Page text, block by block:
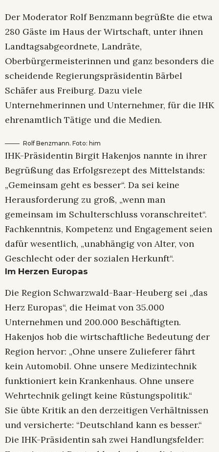
Der Moderator Rolf Benzmann begrüßte die etwa
280 Gäste im Haus der Wirtschaft, unter ihnen
Landtagsabgeordnete, Landräte,
Oberbürgermeisterinnen und ganz besonders die
scheidende Regierungspräsidentin Bärbel
Schäfer aus Freiburg. Dazu viele
Unternehmerinnen und Unternehmer, für die IHK
ehrenamtlich Tätige und die Medien.
Rolf Benzmann. Foto: him
IHK-Präsidentin Birgit Hakenjos nannte in ihrer
Begrüßung das Erfolgsrezept des Mittelstands:
„Gemeinsam geht es besser“. Da sei keine
Herausforderung zu groß, „wenn man
gemeinsam im Schulterschluss voranschreitet“.
Fachkenntnis, Kompetenz und Engagement seien
dafür wesentlich, „unabhängig von Alter, von
Geschlecht oder der sozialen Herkunft“.
Im Herzen Europas
Die Region Schwarzwald-Baar-Heuberg sei „das
Herz Europas“, die Heimat von 35.000
Unternehmen und 200.000 Beschäftigten.
Hakenjos hob die wirtschaftliche Bedeutung der
Region hervor: „Ohne unsere Zulieferer fährt
kein Automobil. Ohne unsere Medizintechnik
funktioniert kein Krankenhaus. Ohne unsere
Wehrtechnik gelingt keine Rüstungspolitik.“
Sie übte Kritik an den derzeitigen Verhältnissen
und versicherte: “Deutschland kann es besser.“
Die IHK-Präsidentin sah zwei Handlungsfelder: